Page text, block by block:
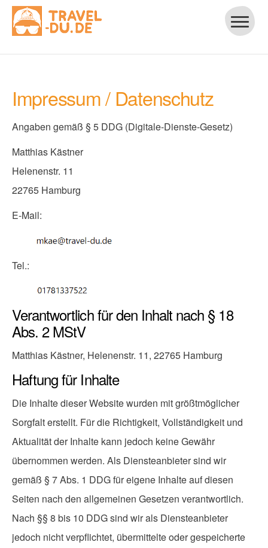
Impressum / Datenschutz
Angaben gemäß § 5 DDG (Digitale-Dienste-Gesetz)
Matthias Kästner
Helenenstr. 11
22765 Hamburg
E-Mail:
Tel.:
Verantwortlich für den Inhalt nach § 18
Abs. 2 MStV
Matthias Kästner, Helenenstr. 11, 22765 Hamburg
Haftung für Inhalte
Die Inhalte dieser Website wurden mit größtmöglicher
Sorgfalt erstellt. Für die Richtigkeit, Vollständigkeit und
Aktualität der Inhalte kann jedoch keine Gewähr
übernommen werden. Als Diensteanbieter sind wir
gemäß § 7 Abs. 1 DDG für eigene Inhalte auf diesen
Seiten nach den allgemeinen Gesetzen verantwortlich.
Nach §§ 8 bis 10 DDG sind wir als Diensteanbieter
jedoch nicht verpflichtet, übermittelte oder gespeicherte